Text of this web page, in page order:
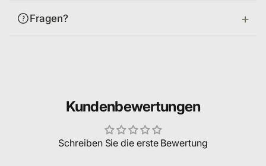
Fragen?
Kundenbewertungen
Schreiben Sie die erste Bewertung